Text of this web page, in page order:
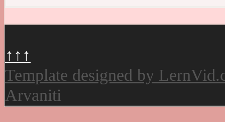
↑↑↑
Template designed by
Arvaniti